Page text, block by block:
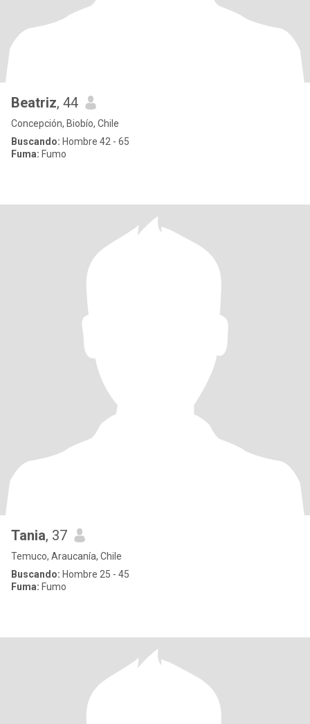
Beatriz, 44
Concepción, Biobío, Chile
Buscando: Hombre 42 - 65
Fuma: Fumo
Tania, 37
Temuco, Araucanía, Chile
Buscando: Hombre 25 - 45
Fuma: Fumo